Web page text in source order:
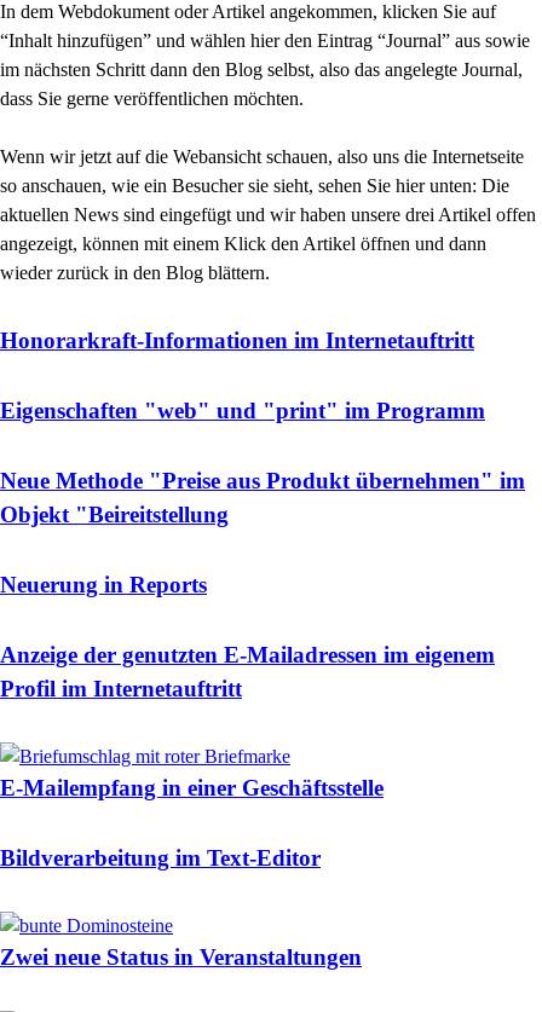
In dem Webdokument oder Artikel angekommen, klicken Sie auf
“Inhalt hinzufügen” und wählen hier den Eintrag “Journal” aus sowie
im nächsten Schritt dann den Blog selbst, also das angelegte Journal,
dass Sie gerne veröffentlichen möchten.
Wenn wir jetzt auf die Webansicht schauen, also uns die Internetseite
so anschauen, wie ein Besucher sie sieht, sehen Sie hier unten: Die
aktuellen News sind eingefügt und wir haben unsere drei Artikel offen
angezeigt, können mit einem Klick den Artikel öffnen und dann
wieder zurück in den Blog blättern.
Honorarkraft-Informationen im Internetauftritt
Eigenschaften "web" und "print" im Programm
Neue Methode "Preise aus Produkt übernehmen" im
Objekt "Beireitstellung
Neuerung in Reports
Anzeige der genutzten E-Mailadressen im eigenem
Profil im Internetauftritt
E-Mailempfang in einer Geschäftsstelle
Bildverarbeitung im Text-Editor
Zwei neue Status in Veranstaltungen